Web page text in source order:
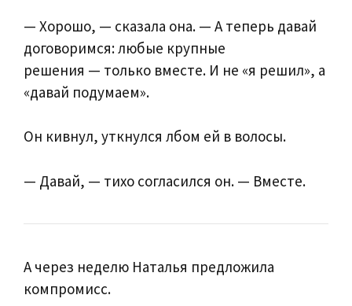
— Хорошо, — сказала она. — А теперь давай
договоримся: любые крупные
решения — только вместе. И не «я решил», а
«давай подумаем».
Он кивнул, уткнулся лбом ей в волосы.
— Давай, — тихо согласился он. — Вместе.
А через неделю Наталья предложила
компромисс.